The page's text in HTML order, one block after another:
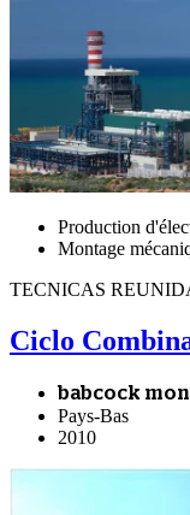
Production
Montage
TECNICAS
Ciclo
babcock
Pays-Bas
2010